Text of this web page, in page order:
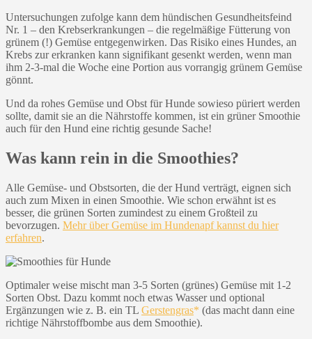
Untersuchungen zufolge kann dem hündischen Gesundheitsfeind
Nr. 1 – den Krebserkrankungen – die regelmäßige Fütterung von
grünem (!) Gemüse entgegenwirken. Das Risiko eines Hundes, an
Krebs zur erkranken kann signifikant gesenkt werden, wenn man
ihm 2-3-mal die Woche eine Portion aus vorrangig grünem Gemüse
gönnt.
Und da rohes Gemüse und Obst für Hunde sowieso püriert werden
sollte, damit sie an die Nährstoffe kommen, ist ein grüner Smoothie
auch für den Hund eine richtig gesunde Sache!
Was kann rein in die Smoothies?
Alle Gemüse- und Obstsorten, die der Hund verträgt, eignen sich
auch zum Mixen in einen Smoothie. Wie schon erwähnt ist es
besser, die grünen Sorten zumindest zu einem Großteil zu
bevorzugen. Mehr über Gemüse im Hundenapf kannst du hier
erfahren.
Optimaler weise mischt man 3-5 Sorten (grünes) Gemüse mit 1-2
Sorten Obst. Dazu kommt noch etwas Wasser und optional
Ergänzungen wie z. B. ein TL Gerstengras
(das macht dann eine
richtige Nährstoffbombe aus dem Smoothie).